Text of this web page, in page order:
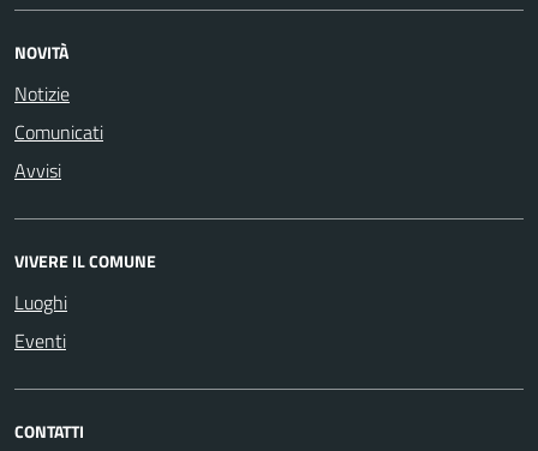
NOVITÀ
Notizie
Comunicati
Avvisi
VIVERE IL COMUNE
Luoghi
Eventi
CONTATTI